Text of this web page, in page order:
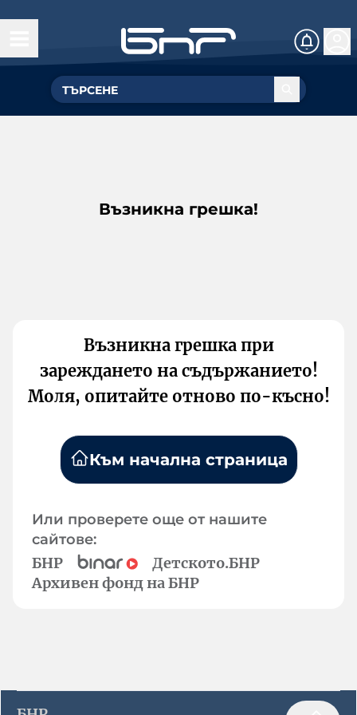
Възникна грешка!
Възникна грешка при
зареждането на съдържанието!
Моля, опитайте отново по-късно!
Към начална страница
Или проверете още от нашите
сайтове:
БНР
Детското.БНР
Архивен фонд на БНР